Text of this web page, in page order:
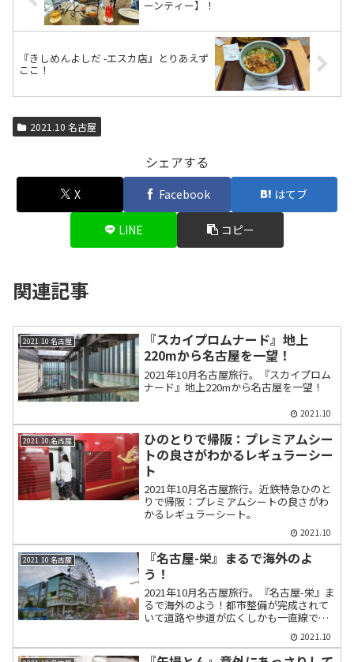
ーンティー】！
『きしめんよしだ -エスカ店』とりあえず
ここ！
2021.10 名古屋
シェアする
X Facebook はてブ
LINE コピー
関連記事
2021.10 名古屋
『スカイプロムナード』地上
220mから名古屋を一望！
2021年10月名古屋旅行。『スカイプロム
ナード』地上220mから名古屋を一望！
2021.10
2021.10 名古屋
ひのとりで帰阪：プレミアムシー
トの良さがわかるレギュラーシー
ト
2021年10月名古屋旅行。近鉄特急ひのと
りで帰阪：プレミアムシートの良さがわ
かるレギュラーシート。
2021.10
2021.10 名古屋
『名古屋-栄』まるで海外のよ
う！
2021年10月名古屋旅行。『名古屋-栄』ま
るで海外のよう！都市整備が完成されて
いて道路や歩道が広くしかも一直線で視
界が開けて空間が広がり気持ちの良い都
2021.10